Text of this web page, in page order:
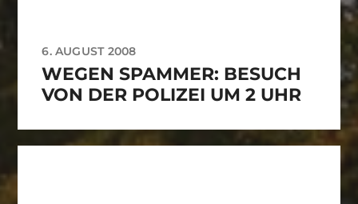
6. AUGUST 2008
WEGEN SPAMMER: BESUCH
VON DER POLIZEI UM 2 UHR